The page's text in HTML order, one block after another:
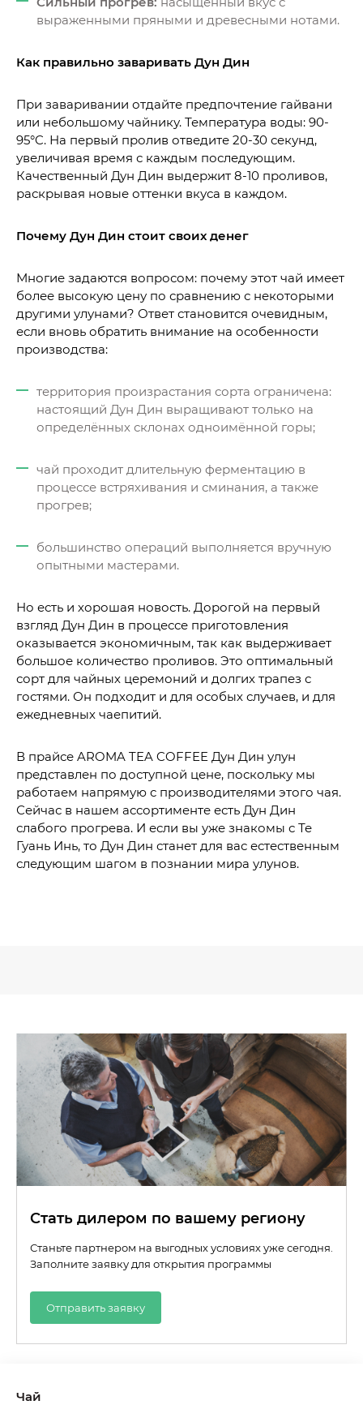
выраженными пряными и древесными нотами.
Как правильно заваривать Дун Дин
При заваривании отдайте предпочтение гайвани
или небольшому чайнику. Температура воды: 90-
95°C. На первый пролив отведите 20-30 секунд,
увеличивая время с каждым последующим.
Качественный Дун Дин выдержит 8-10 проливов,
раскрывая новые оттенки вкуса в каждом.
Почему Дун Дин стоит своих денег
Многие задаются вопросом: почему этот чай имеет
более высокую цену по сравнению с некоторыми
другими улунами? Ответ становится очевидным,
если вновь обратить внимание на особенности
производства:
территория произрастания сорта ограничена:
настоящий Дун Дин выращивают только на
определённых склонах одноимённой горы;
чай проходит длительную ферментацию в
процессе встряхивания и сминания, а также
прогрев;
большинство операций выполняется вручную
опытными мастерами.
Но есть и хорошая новость. Дорогой на первый
взгляд Дун Дин в процессе приготовления
оказывается экономичным, так как выдерживает
большое количество проливов. Это оптимальный
сорт для чайных церемоний и долгих трапез с
гостями. Он подходит и для особых случаев, и для
ежедневных чаепитий.
В прайсе AROMA TEA COFFEE Дун Дин улун
представлен по доступной цене, поскольку мы
работаем напрямую с производителями этого чая.
Сейчас в нашем ассортименте есть Дун Дин
слабого прогрева. И если вы уже знакомы с Те
Гуань Инь, то Дун Дин станет для вас естественным
следующим шагом в познании мира улунов.
Стать дилером по вашему региону
Станьте партнером на выгодных условиях уже сегодня.
Заполните заявку для открытия программы
Отправить заявку
Чай